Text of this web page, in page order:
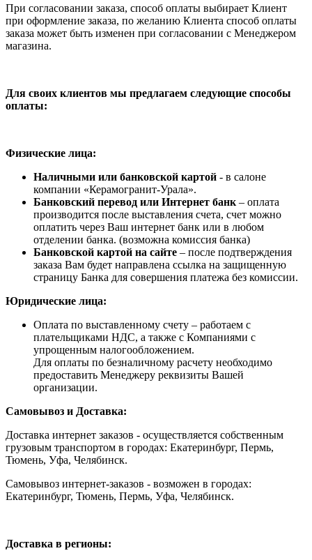
При согласовании заказа, способ оплаты выбирает Клиент
при оформление заказа, по желанию Клиента способ оплаты
заказа может быть изменен при согласовании с Менеджером
магазина.
Для своих клиентов мы предлагаем следующие способы
оплаты:
Физические лица:
Наличными или банковской картой - в салоне
компании «Керамогранит-Урала».
Банковский перевод или Интернет банк – оплата
производится после выставления счета, счет можно
оплатить через Ваш интернет банк или в любом
отделении банка. (возможна комиссия банка)
Банковской картой на сайте – после подтверждения
заказа Вам будет направлена ссылка на защищенную
страницу Банка для совершения платежа без комиссии.
Юридические лица:
Оплата по выставленному счету – работаем с
плательщиками НДС, а также с Компаниями с
упрощенным налогообложением.
Для оплаты по безналичному расчету необходимо
предоставить Менеджеру реквизиты Вашей
организации.
Самовывоз и Доставка:
Доставка интернет заказов - осуществляется собственным
грузовым транспортом в городах: Екатеринбург, Пермь,
Тюмень, Уфа, Челябинск.
Самовывоз интернет-заказов - возможен в городах:
Екатеринбург, Тюмень, Пермь, Уфа, Челябинск.
Доставка в регионы: